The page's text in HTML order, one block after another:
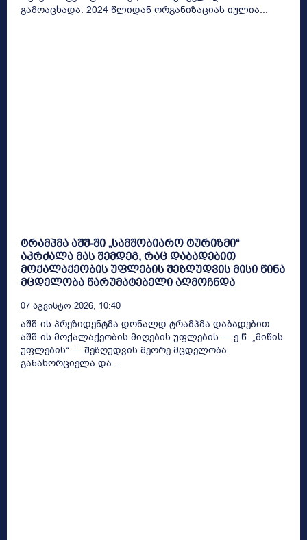
გამოაცხადა. 2024 წლიდან ორგანიზაციას იულია...
ტრამპმა აშშ-ში „სამშობიარო ტურიზმი“
აკრძალა მას შემდეგ, რაც დაბადებით
მოქალაქეობის უფლების შეზღუდვის მისი წინა
მცდელობა წარუმატებელი აღმოჩნდა
07 Აგვისტო 2026, 10:40
აშშ-ის პრეზიდენტმა დონალდ ტრამპმა დაბადებით
აშშ-ის მოქალაქეობის მიღების უფლების — ე.წ. „მიწის
უფლების“ — შეზღუდვის მეორე მცდელობა
განახორციელა და...